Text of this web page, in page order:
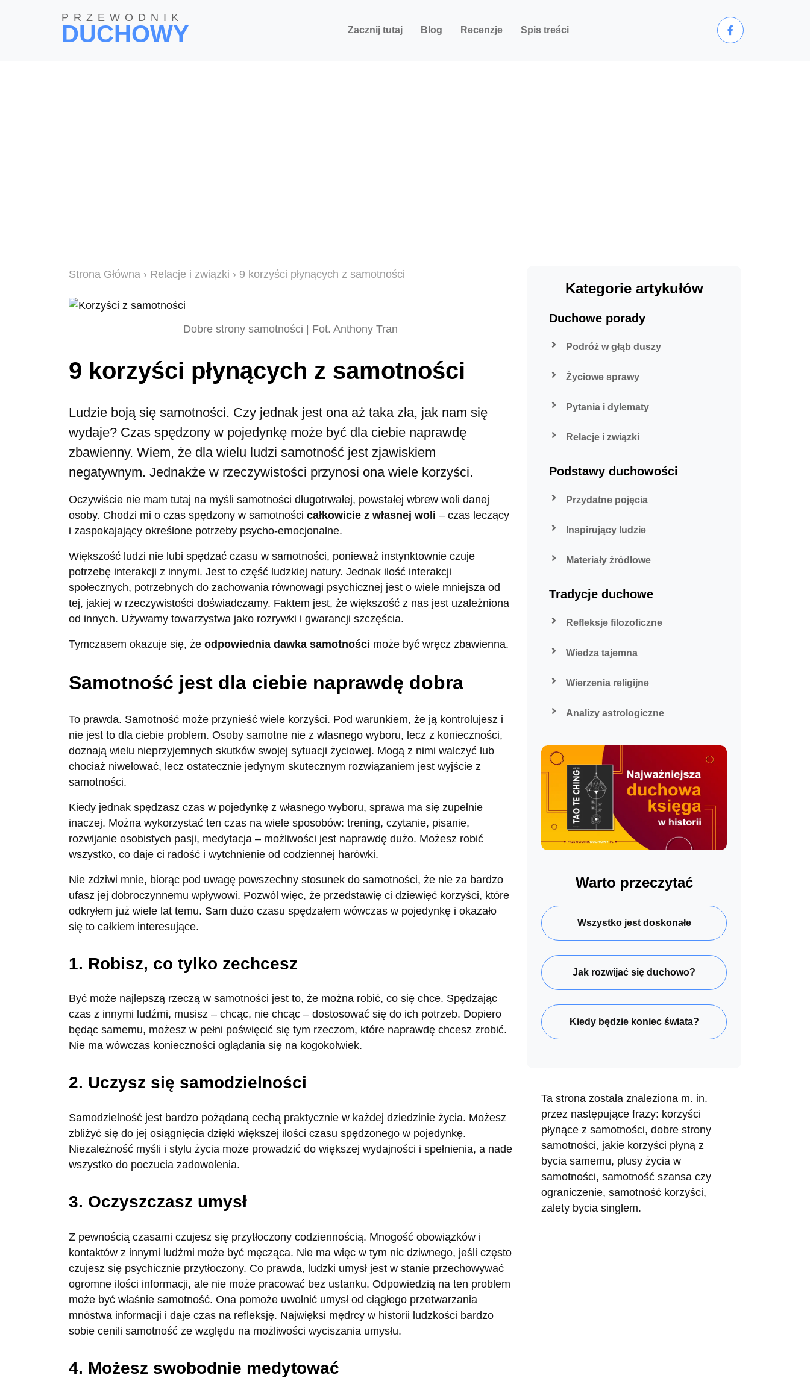
PRZEWODNIK
DUCHOWY Zacznij tutaj Blog Recenzje Spis treści
Strona Główna › Relacje i związki › 9 korzyści płynących z samotności
Dobre strony samotności | Fot. Anthony Tran
9 korzyści płynących z samotności
Ludzie boją się samotności. Czy jednak jest ona aż taka zła, jak nam się
wydaje? Czas spędzony w pojedynkę może być dla ciebie naprawdę
zbawienny. Wiem, że dla wielu ludzi samotność jest zjawiskiem
negatywnym. Jednakże w rzeczywistości przynosi ona wiele korzyści.
Oczywiście nie mam tutaj na myśli samotności długotrwałej, powstałej wbrew woli danej
osoby. Chodzi mi o czas spędzony w samotności całkowicie z własnej woli – czas leczący
i zaspokajający określone potrzeby psycho-emocjonalne.
Większość ludzi nie lubi spędzać czasu w samotności, ponieważ instynktownie czuje
potrzebę interakcji z innymi. Jest to część ludzkiej natury. Jednak ilość interakcji
społecznych, potrzebnych do zachowania równowagi psychicznej jest o wiele mniejsza od
tej, jakiej w rzeczywistości doświadczamy. Faktem jest, że większość z nas jest uzależniona
od innych. Używamy towarzystwa jako rozrywki i gwarancji szczęścia.
Tymczasem okazuje się, że odpowiednia dawka samotności może być wręcz zbawienna.
Samotność jest dla ciebie naprawdę dobra
To prawda. Samotność może przynieść wiele korzyści. Pod warunkiem, że ją kontrolujesz i
nie jest to dla ciebie problem. Osoby samotne nie z własnego wyboru, lecz z konieczności,
doznają wielu nieprzyjemnych skutków swojej sytuacji życiowej. Mogą z nimi walczyć lub
chociaż niwelować, lecz ostatecznie jedynym skutecznym rozwiązaniem jest wyjście z
samotności.
Kiedy jednak spędzasz czas w pojedynkę z własnego wyboru, sprawa ma się zupełnie
inaczej. Można wykorzystać ten czas na wiele sposobów: trening, czytanie, pisanie,
rozwijanie osobistych pasji, medytacja – możliwości jest naprawdę dużo. Możesz robić
wszystko, co daje ci radość i wytchnienie od codziennej harówki.
Nie zdziwi mnie, biorąc pod uwagę powszechny stosunek do samotności, że nie za bardzo
ufasz jej dobroczynnemu wpływowi. Pozwól więc, że przedstawię ci dziewięć korzyści, które
odkryłem już wiele lat temu. Sam dużo czasu spędzałem wówczas w pojedynkę i okazało
się to całkiem interesujące.
1. Robisz, co tylko zechcesz
Być może najlepszą rzeczą w samotności jest to, że można robić, co się chce. Spędzając
czas z innymi ludźmi, musisz – chcąc, nie chcąc – dostosować się do ich potrzeb. Dopiero
będąc samemu, możesz w pełni poświęcić się tym rzeczom, które naprawdę chcesz zrobić.
Nie ma wówczas konieczności oglądania się na kogokolwiek.
2. Uczysz się samodzielności
Samodzielność jest bardzo pożądaną cechą praktycznie w każdej dziedzinie życia. Możesz
zbliżyć się do jej osiągnięcia dzięki większej ilości czasu spędzonego w pojedynkę.
Niezależność myśli i stylu życia może prowadzić do większej wydajności i spełnienia, a nade
wszystko do poczucia zadowolenia.
3. Oczyszczasz umysł
Z pewnością czasami czujesz się przytłoczony codziennością. Mnogość obowiązków i
kontaktów z innymi ludźmi może być męcząca. Nie ma więc w tym nic dziwnego, jeśli często
czujesz się psychicznie przytłoczony. Co prawda, ludzki umysł jest w stanie przechowywać
ogromne ilości informacji, ale nie może pracować bez ustanku. Odpowiedzią na ten problem
może być właśnie samotność. Ona pomoże uwolnić umysł od ciągłego przetwarzania
mnóstwa informacji i daje czas na refleksję. Najwięksi mędrcy w historii ludzkości bardzo
sobie cenili samotność ze względu na możliwości wyciszania umysłu.
4. Możesz swobodnie medytować
Kategorie artykułów
Duchowe porady
Podróż w głąb duszy
Życiowe sprawy
Pytania i dylematy
Relacje i związki
Podstawy duchowości
Przydatne pojęcia
Inspirujący ludzie
Materiały źródłowe
Tradycje duchowe
Refleksje filozoficzne
Wiedza tajemna
Wierzenia religijne
Analizy astrologiczne
Warto przeczytać
Wszystko jest doskonałe
Jak rozwijać się duchowo?
Kiedy będzie koniec świata?
Ta strona została znaleziona m. in.
przez następujące frazy: korzyści
płynące z samotności, dobre strony
samotności, jakie korzyści płyną z
bycia samemu, plusy życia w
samotności, samotność szansa czy
ograniczenie, samotność korzyści,
zalety bycia singlem.